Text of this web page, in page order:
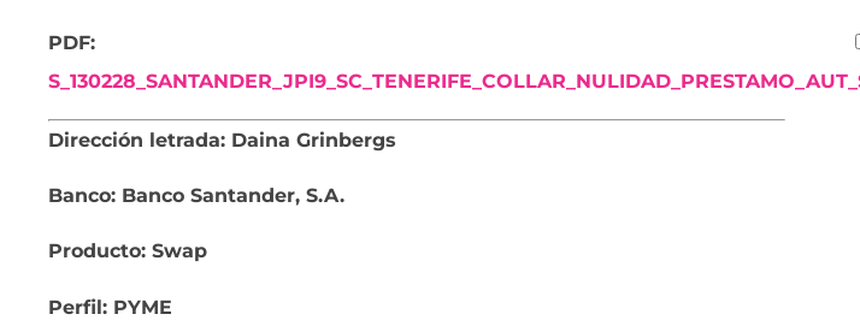
PDF:
Dirección letrada: Daina Grinbergs
Banco: Banco Santander, S.A.
Producto: Swap
Perfil: PYME